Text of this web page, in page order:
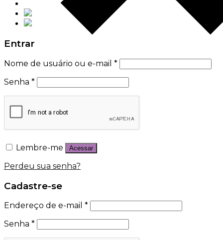
Entrar
Nome de usuário ou e-mail *
Senha *
Lembre-me Acessar
Perdeu sua senha?
Cadastre-se
Endereço de e-mail *
Senha *